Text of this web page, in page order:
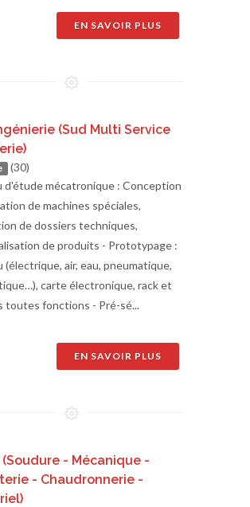
EN SAVOIR PLUS
(Sud Multi Service
(30)
d'étude mécatronique : Conception
de machines spéciales,
de dossiers techniques,
de produits - Prototypage :
(électrique, air, eau, pneumatique,
carte électronique, rack et
toutes fonctions - Pré-sé...
EN SAVOIR PLUS
(Soudure - Mécanique -
- Chaudronnerie -